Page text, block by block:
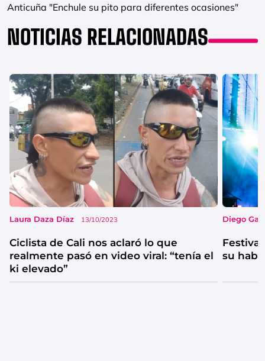
Anticuña "Enchule su pito para diferentes ocasiones"
NOTICIAS RELACIONADAS
Laura Daza Díaz 13/10/2023
Ciclista de Cali nos aclaró lo que
realmente pasó en video viral: “tenía el
ki elevado”
Diego
su